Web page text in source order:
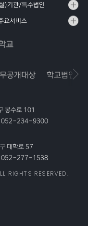
봉수로 101
052-234-9300
대학로 57
052-277-1538
공개대상 학교법인공
)기관/특수법인
요서비스
RIGHTS RESERVED.